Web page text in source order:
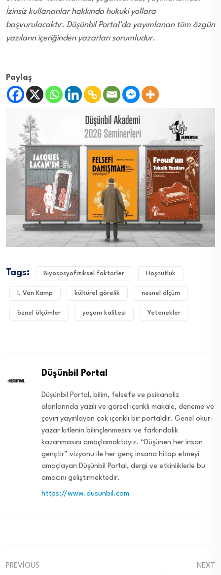
İzinsiz kullananlar hakkında hukuki yollara
başvurulacaktır. Düşünbil Portal’da yayımlanan tüm özgün
yazıların içeriğinden yazarları sorumludur.
Paylaş
Tags: Biyososyofiziksel faktörler Hoşnutluk
I. Van Kamp kültürel görelik nesnel ölçüm
öznel ölçümler yaşam kalitesi Yetenekler
Düşünbil Portal
Düşünbil Portal, bilim, felsefe ve psikanaliz
alanlarında yazılı ve görsel içerikli makale, deneme ve
çeviri yayınlayan çok içerikli bir portaldır. Genel okur-
yazar kitlenin bilinçlenmesini ve farkındalık
kazanmasını amaçlamaktayız. “Düşünen her insan
gençtir” vizyonu ile her genç insana hitap etmeyi
amaçlayan Düşünbil Portal, dergi ve etkinliklerle bu
amacını geliştirmektedir.
https://www.dusunbil.com
PREVIOUS
NEXT